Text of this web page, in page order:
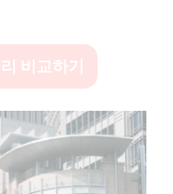
비교하기